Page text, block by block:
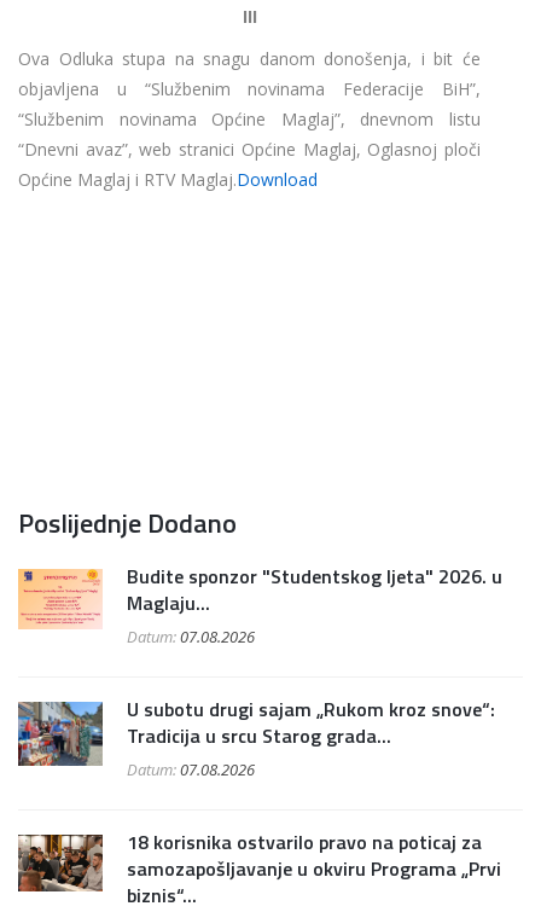
III
Ova Odluka stupa na snagu danom donošenja, i bit će
objavljena u “Službenim novinama Federacije BiH”,
“Službenim novinama Općine Maglaj”, dnevnom listu
“Dnevni avaz”, web stranici Općine Maglaj, Oglasnoj ploči
Općine Maglaj i RTV Maglaj.Download
Poslijednje Dodano
Budite sponzor "Studentskog ljeta" 2026. u
Maglaju...
Datum:07.08.2026
U subotu drugi sajam „Rukom kroz snove“:
Tradicija u srcu Starog grada...
Datum:07.08.2026
18 korisnika ostvarilo pravo na poticaj za
samozapošljavanje u okviru Programa „Prvi
biznis“...